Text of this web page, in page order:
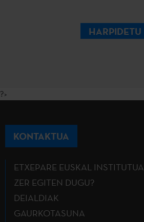
HARPIDETU
?>
KONTAKTUA
ETXEPARE EUSKAL INSTITUTUA
ZER EGITEN DUGU?
DEIALDIAK
GAURKOTASUNA